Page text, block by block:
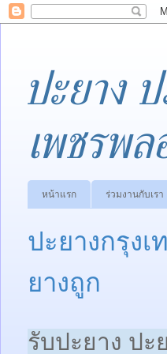
ปะยาง
เพชรพ
หน้าแรก ร่วมงานกับเรา
ปะยางกรุง
ยางถูก
รับปะยาง ป